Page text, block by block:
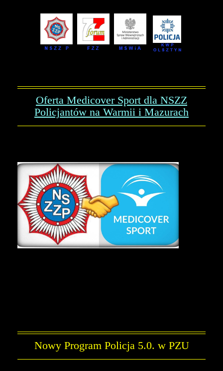
Oferta Medicover Sport dla NSZZ
Policjantów na Warmii i Mazurach
Nowy Program Policja 5.0. w PZU